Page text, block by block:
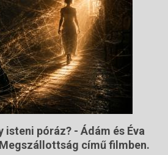
isteni póráz? - Ádám és Éva
című filmben.